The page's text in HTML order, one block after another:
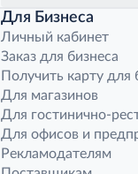
Для Бизнеса
Личный кабинет
Заказ для бизнеса
Получить карту для
Для магазинов
Для гостинично-
Для офисов и
Рекламодателям